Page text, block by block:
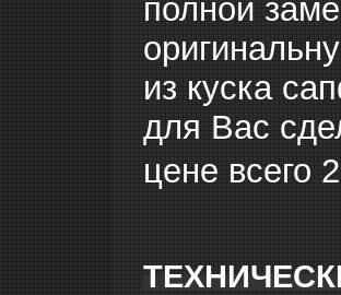
полной
из куска
для Вас
цене всего